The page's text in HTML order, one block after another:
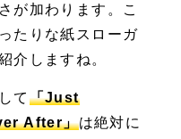
が加わります。こ
たりな紙スローガ
介しますね。
て 「Just
After」は絶対に